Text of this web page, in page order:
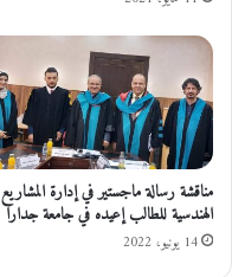
ت
ج
ل
ي
ة
و
مناقشة رسالة ماجستير في إدارة المشاريع
الهندسية للطالب إعيده في جامعة جدارا
14 يونيو، 2022